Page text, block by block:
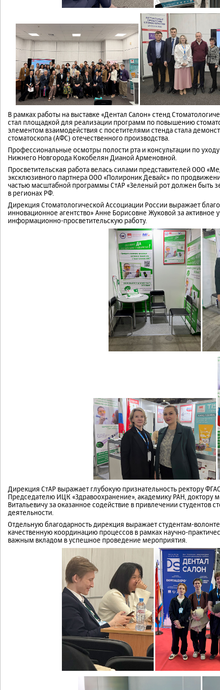
В рамках работы на выставке «Дентал Салон» стенд
стал площадкой для реализации программ по повышению
элементом взаимодействия с посетителями стенда стала
стоматоскопа (АФС) отечественного производства.
Профессиональные осмотры полости рта и консультации по
Нижнего Новгорода Кокобелян Дианой Арменовной.
Просветительская работа велась силами представителей ООО
эксклюзивного партнера ООО «Полироник Девайс» по
частью масштабной программы СтАР «Зеленый рот должен быть
в регионах РФ.
Дирекция Стоматологической Ассоциации России выражает
инновационное агентство» Анне Борисовне Жуковой за активное
информационно-просветительскую работу.
Дирекция СтАР выражает глубокую признательность ректору
Председателю ИЦК «Здравоохранение», академику РАН, доктору
Витальевичу за оказанное содействие в привлечении студентов
деятельности.
Отдельную благодарность дирекция выражает студентам-
качественную координацию процессов в рамках научно-
важным вкладом в успешное проведение мероприятия.